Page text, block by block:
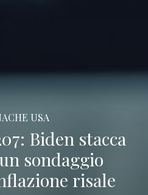
USA
Biden stacca
sondaggio
risale